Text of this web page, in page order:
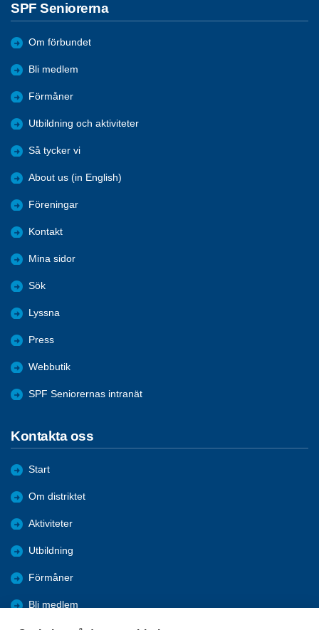
SPF Seniorerna
Om förbundet
Bli medlem
Förmåner
Utbildning och aktiviteter
Så tycker vi
About us (in English)
Föreningar
Kontakt
Mina sidor
Sök
Lyssna
Press
Webbutik
SPF Seniorernas intranät
Kontakta oss
Start
Om distriktet
Aktiviteter
Utbildning
Förmåner
Bli medlem